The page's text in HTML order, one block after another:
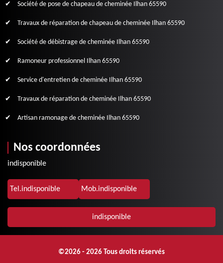
Société de pose de chapeau de cheminée Ilhan 65590
Travaux de réparation de chapeau de cheminée Ilhan 65590
Société de débistrage de cheminée Ilhan 65590
Ramoneur professionnel Ilhan 65590
Service d'entretien de cheminée Ilhan 65590
Travaux de réparation de cheminée Ilhan 65590
Artisan ramonage de cheminée Ilhan 65590
Nos coordonnées
indisponible
Tel.indisponible Mob.indisponible
indisponible
©2026 - 2026 Tous droits réservés